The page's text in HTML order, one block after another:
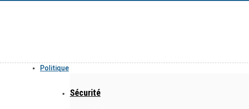
Politique
Sécurité